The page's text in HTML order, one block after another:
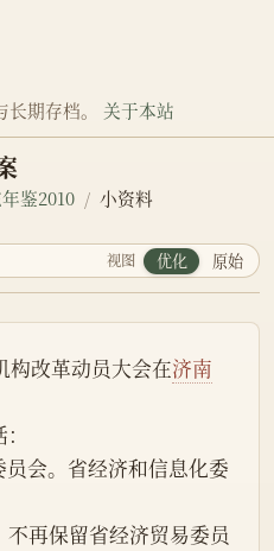
期存档。 关于本站
鉴2010
小资料
视图 优化 原始
构改革动员大会在济南
再保留省经济贸易委员